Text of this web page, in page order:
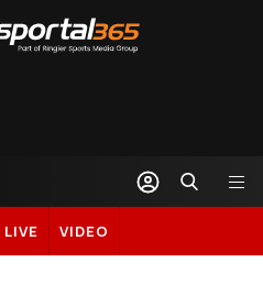
by
Sportal365
LIVE VIDEO